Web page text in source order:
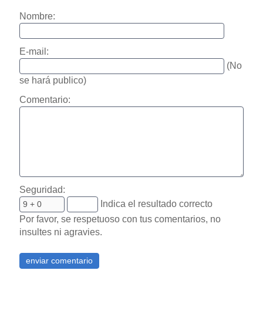
Nombre:
E-mail:
(No
se hará publico)
Comentario:
Seguridad:
Indica el resultado correcto
Por favor, se respetuoso con tus comentarios, no
insultes ni agravies.